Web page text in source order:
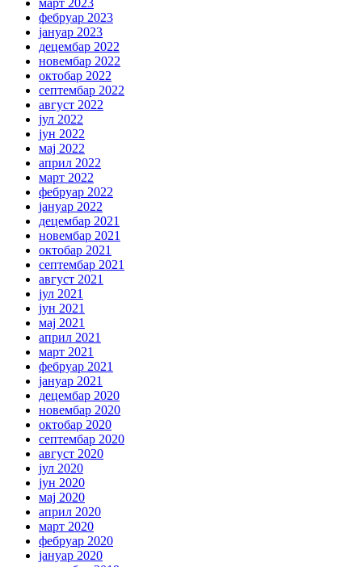
март 2023
фебруар 2023
јануар 2023
децембар 2022
новембар 2022
октобар 2022
септембар 2022
август 2022
јул 2022
јун 2022
мај 2022
април 2022
март 2022
фебруар 2022
јануар 2022
децембар 2021
новембар 2021
октобар 2021
септембар 2021
август 2021
јул 2021
јун 2021
мај 2021
април 2021
март 2021
фебруар 2021
јануар 2021
децембар 2020
новембар 2020
октобар 2020
септембар 2020
август 2020
јул 2020
јун 2020
мај 2020
април 2020
март 2020
фебруар 2020
јануар 2020